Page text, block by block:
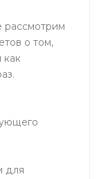
рассмотрим
о том,
как
для